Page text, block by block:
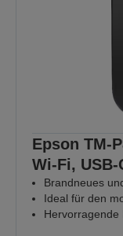
Epson TM-
Wi-Fi, USB-
Brandneues
Ideal für den
Hervorragende